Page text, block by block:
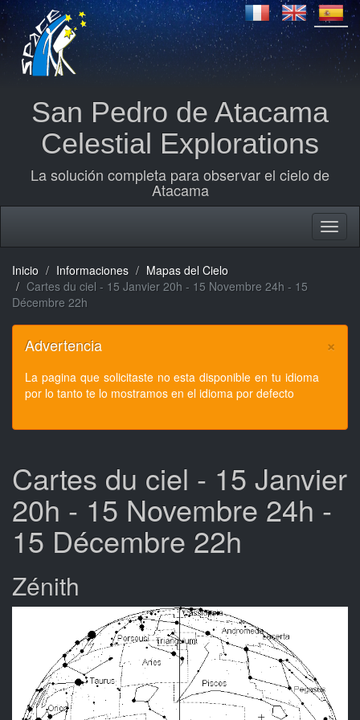
San Pedro de Atacama
Celestial Explorations
La solución completa para observar el cielo de
Atacama
Inicio Informaciones
Mapas del Cielo
Cartes du ciel - 15 Janvier 20h - 15 Novembre 24h - 15
Décembre 22h
×
Advertencia
La pagina que solicitaste no esta disponible en tu idioma
por lo tanto te lo mostramos en el idioma por defecto
Cartes du ciel - 15 Janvier
20h - 15 Novembre 24h -
15 Décembre 22h
Zénith